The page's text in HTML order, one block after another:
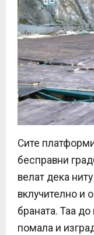
Сите
бесправни
велат дека
вклучително и
браната. Таа
помала и